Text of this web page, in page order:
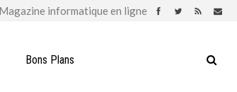
Bons Plans